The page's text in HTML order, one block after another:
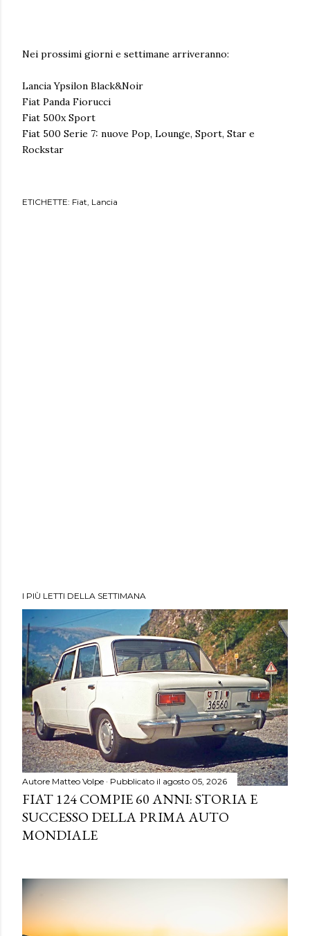
Nei prossimi giorni e settimane arriveranno:
Lancia Ypsilon Black&Noir
Fiat Panda Fiorucci
Fiat 500x Sport
Fiat 500 Serie 7: nuove Pop, Lounge, Sport, Star e
Rockstar
ETICHETTE: Fiat Lancia
I PIÙ LETTI DELLA SETTIMANA
Autore Matteo Volpe Pubblicato il agosto 05, 2026
FIAT 124 COMPIE 60 ANNI: STORIA E
SUCCESSO DELLA PRIMA AUTO
MONDIALE